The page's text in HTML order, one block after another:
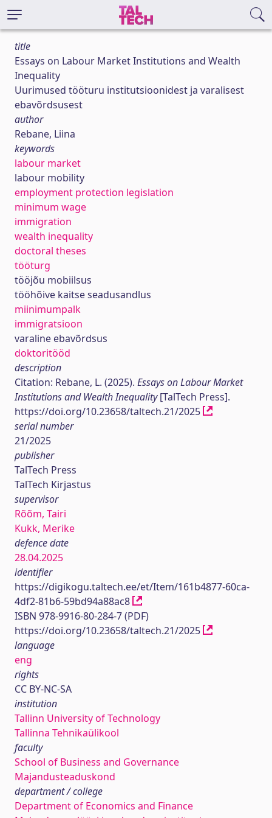
title
Essays on Labour Market Institutions and Wealth
Inequality
Uurimused tööturu institutsioonidest ja varalisest
ebavõrdsusest
author
Rebane, Liina
keywords
labour market
labour mobility
employment protection legislation
minimum wage
immigration
wealth inequality
doctoral theses
tööturg
tööjõu mobiilsus
tööhõive kaitse seadusandlus
miinimumpalk
immigratsioon
varaline ebavõrdsus
doktoritööd
description
Citation: Rebane, L. (2025). Essays on Labour Market
Institutions and Wealth Inequality[TalTech Press].
https://doi.org/10.23658/taltech.21/2025
serial number
21/2025
publisher
TalTech Press
TalTech Kirjastus
supervisor
Rõõm, Tairi
Kukk, Merike
defence date
28.04.2025
identifier
https://digikogu.taltech.ee/et/Item/161b4877-60ca-
4df2-81b6-59bd94a88ac8
ISBN 978-9916-80-284-7 (PDF)
https://doi.org/10.23658/taltech.21/2025
language
eng
rights
CC BY-NC-SA
institution
Tallinn University of Technology
Tallinna Tehnikaülikool
faculty
School of Business and Governance
Majandusteaduskond
department / college
Department of Economics and Finance